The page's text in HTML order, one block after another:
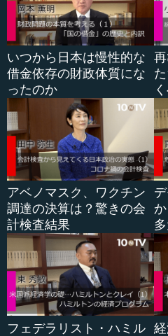
●成果は介護認定率と死亡
る
こうした都市設計を含めたス
いて、市民に説明するためのデ
す。1つ目は、介護認定率が低
次のデータは、見附市におけ
ど、さまざまなものがありま
ら減っています。その中で1つ
す。それは老衰です。疾患で亡
に、「ピンピンコロリ」になる
こうした試みと市民の皆さん
いつから日本は慢性的な
借金依存の財政体質にな
ったのか
アベノマスク、ワクチン
調達の決算は？驚きの会
計検査結果
フェデラリスト・ハミル